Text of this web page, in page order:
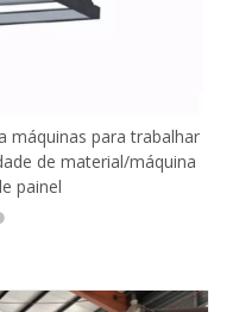
máquinas para trabalhar
de material/máquina
painel